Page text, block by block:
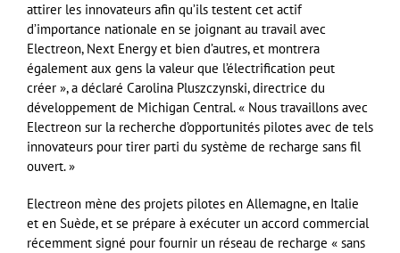
attirer les innovateurs afin qu’ils testent cet actif
d’importance nationale en se joignant au travail avec
Electreon, Next Energy et bien d’autres, et montrera
également aux gens la valeur que l’électrification peut
créer », a déclaré Carolina Pluszczynski, directrice du
développement de Michigan Central. « Nous travaillons avec
Electreon sur la recherche d’opportunités pilotes avec de tels
innovateurs pour tirer parti du système de recharge sans fil
ouvert. »
Electreon mène des projets pilotes en Allemagne, en Italie
et en Suède, et se prépare à exécuter un accord commercial
récemment signé pour fournir un réseau de recharge « sans